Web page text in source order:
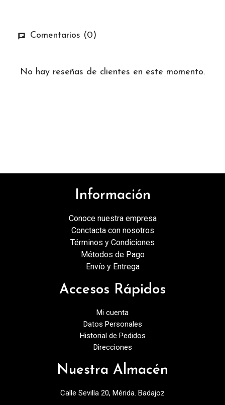
Comentarios (0)
No hay reseñas de clientes en este momento.
Información
Conoce nuestra empresa
Conctacta con nosotros
Términos y Condiciones
Métodos de Pago
Envío y Entrega
Accesos Rápidos
Mi cuenta
Datos Personales
Historial de Pedidos
Direcciones
Nuestra Almacén
Calle Sevilla 20, Mérida. Badajoz